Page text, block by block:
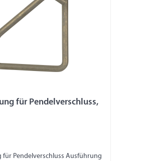
für Pendelverschluss,
für Pendelverschluss Ausführung